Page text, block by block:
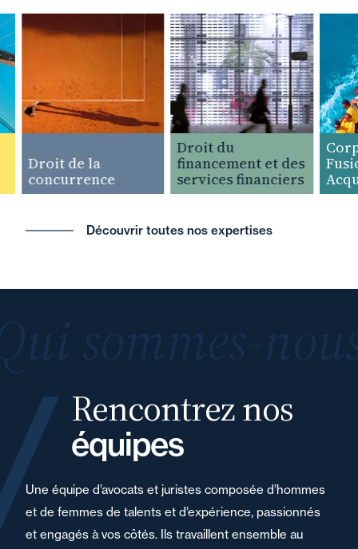
Droit de la
concurrence
Droit du
financement et des
services financiers
Découvrir toutes nos expertises
Rencontrez nos
équipes
Une équipe d’avocats et juristes composée d’hommes
et de femmes de talents et d’expérience, passionnés
et engagés à vos côtés. Ils travaillent ensemble au